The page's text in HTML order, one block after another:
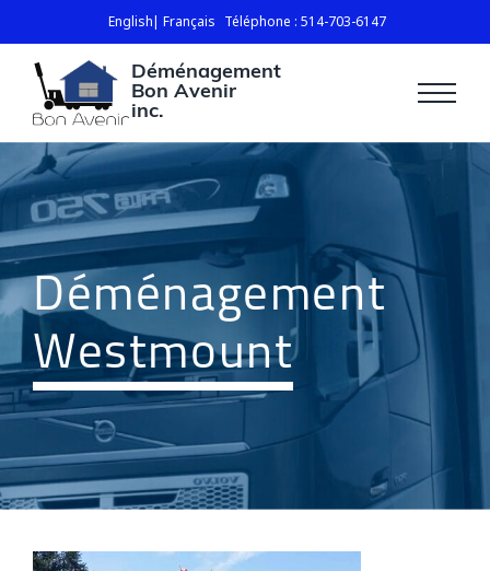
English Français Téléphone : 514-703-6147
Déménagement
Bon Avenir
inc.
Déménagement
Westmount